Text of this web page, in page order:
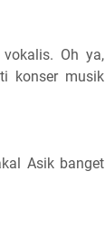
Oh ya,
konser musik
Asik banget